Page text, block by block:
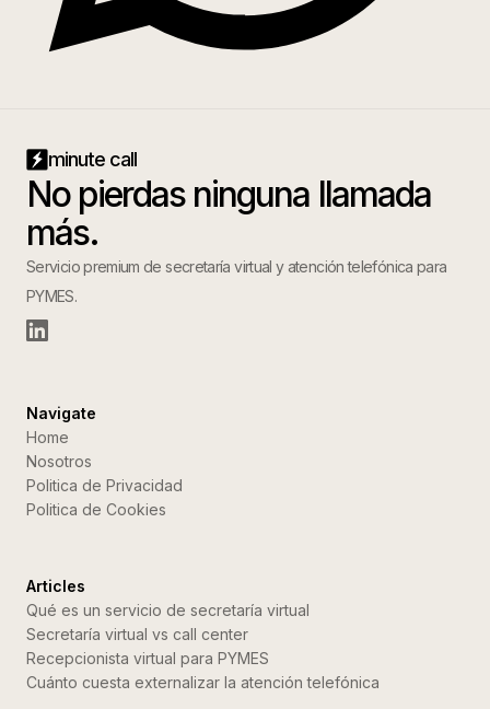
minute call
No pierdas ninguna llamada
más.
Servicio premium de secretaría virtual y atención telefónica para
PYMES.
Navigate
Home
Nosotros
Politica de Privacidad
Politica de Cookies
Articles
Qué es un servicio de secretaría virtual
Secretaría virtual vs call center
Recepcionista virtual para PYMES
Cuánto cuesta externalizar la atención telefónica